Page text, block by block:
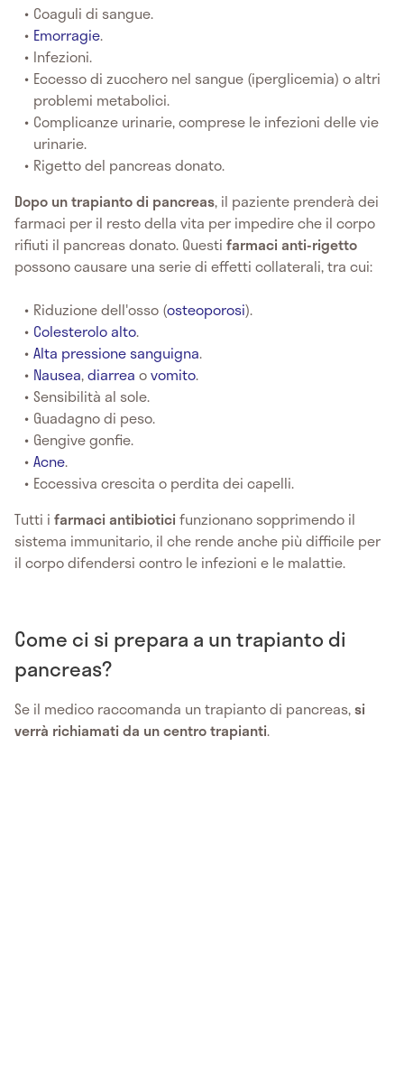
Coaguli di sangue.
Emorragie.
Infezioni.
Eccesso di zucchero nel sangue (iperglicemia) o altri
problemi metabolici.
Complicanze urinarie, comprese le infezioni delle vie
urinarie.
Rigetto del pancreas donato.
Dopo un trapianto di pancreas, il paziente prenderà dei
farmaci per il resto della vita per impedire che il corpo
rifiuti il pancreas donato. Questi farmaci anti-rigetto
possono causare una serie di effetti collaterali, tra cui:
Riduzione dell'osso (osteoporosi).
Colesterolo alto.
Alta pressione sanguigna.
Nausea,diarrea ovomito.
Sensibilità al sole.
Guadagno di peso.
Gengive gonfie.
Acne.
Eccessiva crescita o perdita dei capelli.
Tutti i farmaci antibioticifunzionano sopprimendo il
sistema immunitario, il che rende anche più difficile per
il corpo difendersi contro le infezioni e le malattie.
Come ci si prepara a un trapianto di
pancreas?
Se il medico raccomanda un trapianto di pancreas,si
verrà richiamati da un centro trapianti.